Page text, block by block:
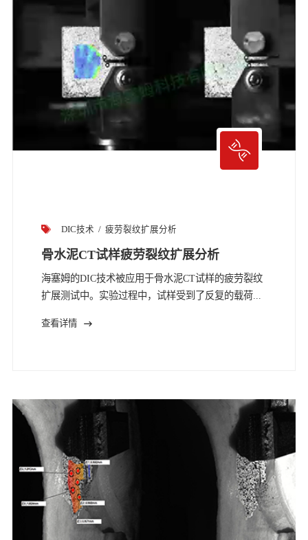
DIC技术 疲劳裂纹扩展分析
骨水泥CT试样疲劳裂纹扩展分析
海塞姆的DIC技术被应用于骨水泥CT试样的疲劳裂纹
扩展测试中。实验过程中，试样受到了反复的载荷...
查看详情